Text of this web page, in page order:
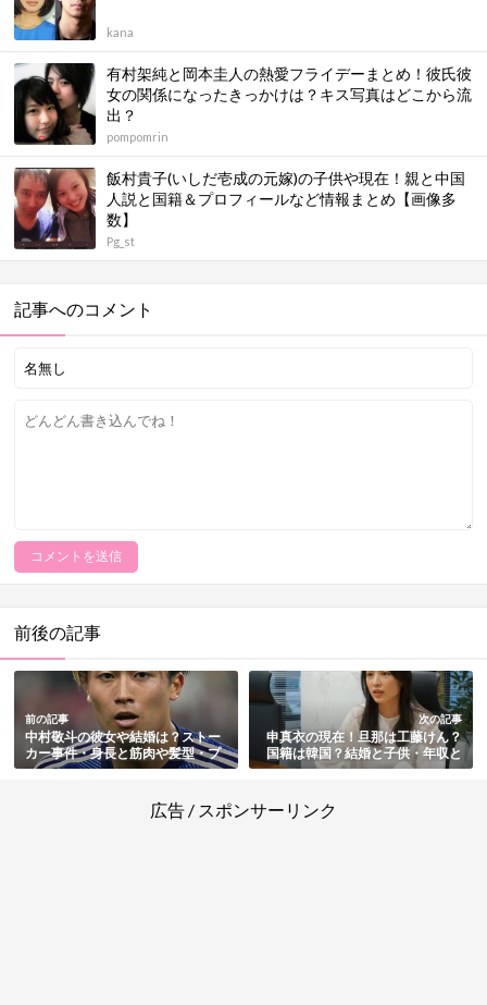
kana
有村架純と岡本圭人の熱愛フライデーまとめ！彼氏彼
女の関係になったきっかけは？キス写真はどこから流
出？
pompomrin
飯村貴子(いしだ壱成の元嫁)の子供や現在！親と中国
人説と国籍＆プロフィールなど情報まとめ【画像多
数】
Pg_st
記事へのコメント
前後の記事
前の記事
中村敬斗の彼女や結婚は？ストー
カー事件・身長と筋肉や髪型・プ
ロフィールもまとめ
次の記事
申真衣の現在！旦那は工藤けん？
国籍は韓国？結婚と子供・年収と
資産・会社(GENDA)経営・高校と
広告 / スポンサーリンク